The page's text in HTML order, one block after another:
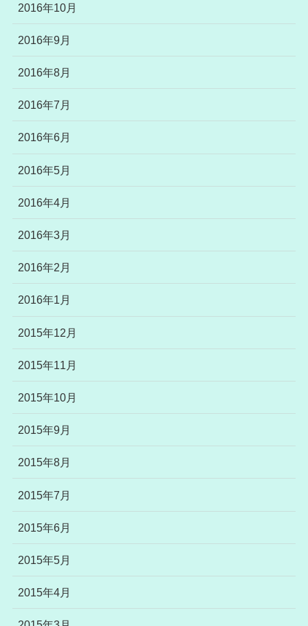
2016年10月
2016年9月
2016年8月
2016年7月
2016年6月
2016年5月
2016年4月
2016年3月
2016年2月
2016年1月
2015年12月
2015年11月
2015年10月
2015年9月
2015年8月
2015年7月
2015年6月
2015年5月
2015年4月